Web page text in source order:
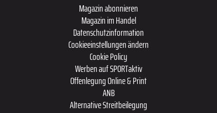
Magazin abonnieren
Magazin im Handel
Datenschutzinformation
Cookieeinstellungen ändern
Cookie Policy
Werben auf SPORTaktiv
Offenlegung Online & Print
ANB
Alternative Streitbeilegung